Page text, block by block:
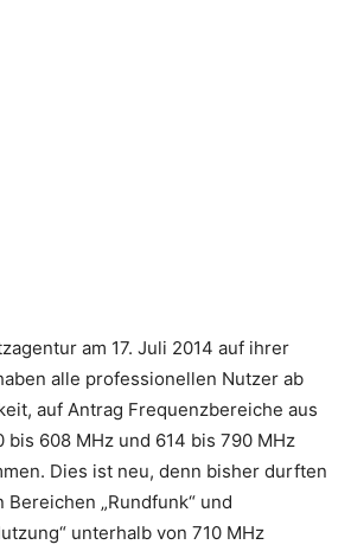
am 17. Juli 2014 auf ihrer
alle professionellen Nutzer ab
auf Antrag Frequenzbereiche aus
bis 608 MHz und 614 bis 790 MHz
Dies ist neu, denn bisher durften
„Rundfunk“ und
unterhalb von 710 MHz